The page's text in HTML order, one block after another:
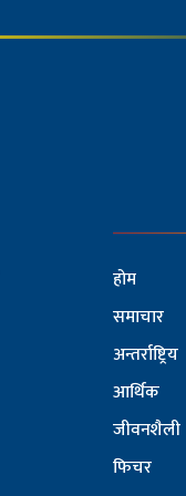
होम
समाचार
अन्तर्राष्ट्रिय
आर्थिक
जीवनशैली
फिचर